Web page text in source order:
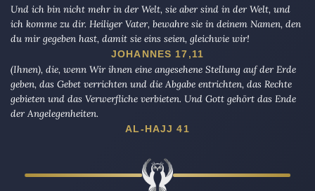
Und ich bin nicht mehr in der Welt, sie aber sind in der Welt, und
ich komme zu dir. Heiliger Vater, bewahre sie in deinem Namen, den
du mir gegeben hast, damit sie eins seien, gleichwie wir!
JOHANNES 17,11
(Ihnen), die, wenn Wir ihnen eine angesehene Stellung auf der Erde
geben, das Gebet verrichten und die Abgabe entrichten, das Rechte
gebieten und das Verwerfliche verbieten. Und Gott gehört das Ende
der Angelegenheiten.
AL-HAJJ 41